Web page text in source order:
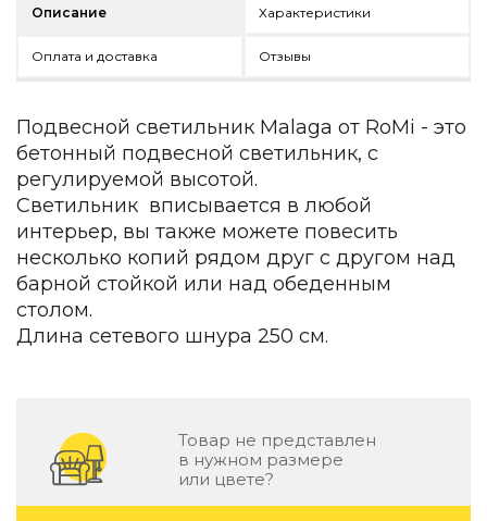
Зеленые стены
Подбор, производство и комплектация по вашему
Дизайнерские ванны
Подбор, производство и комплектация по вашему
Отделка и ремонт
Стены
Акустические панели
Стеновые декоративные панели
для террас
Изделия из натурального мрамора и камня
Светящийся камень
Подбор, производство и комплектация по вашему
Описание Характеристики
Оплата и доставка Отзывы
Подвесной светильник Malaga от RoMi - это
бетонный подвесной светильник, с
регулируемой высотой.
Светильник вписывается в любой
интерьер, вы также можете повесить
несколько копий рядом друг с другом над
барной стойкой или над обеденным
столом.
Длина сетевого шнура 250 см.
Товар не представлен
в нужном размере
или цвете?